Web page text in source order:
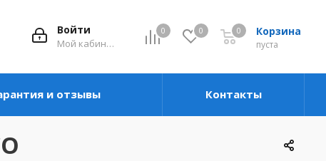
0 0 Корзина
пуста
0
Войти
Мой кабинет
и отзывы Контакты